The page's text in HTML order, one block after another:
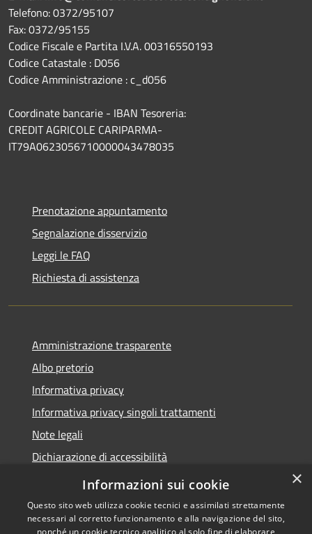
Telefono: 0372/95107
Fax: 0372/95155
Codice Fiscale e Partita I.V.A. 00316550193
Codice Catastale : D056
Codice Amministrazione : c_d056
Coordinate bancarie - IBAN Tesoreria:
CREDIT AGRICOLE CARIPARMA-
IT79A0623056710000043478035
Prenotazione appuntamento
Segnalazione disservizio
Leggi le FAQ
Richiesta di assistenza
Amministrazione trasparente
Albo pretorio
Informativa privacy
Informativa privacy singoli trattamenti
Note legali
Dichiarazione di accessibilità
Obiettivi di accessibilità
×
Informazioni sui cookie
Questo sito web utilizza cookie tecnici e assimilati strettamente
necessari al corretto funzionamento e alla navigazione del sito,
nonché un cookie tecnico analitico al solo fine di elaborare